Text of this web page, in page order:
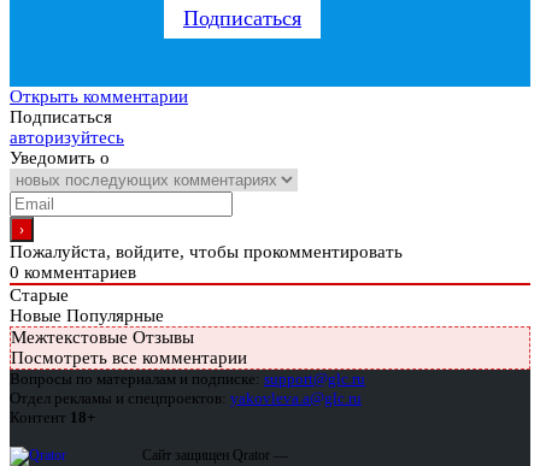
Подписаться
Открыть комментарии
Подписаться
авторизуйтесь
Уведомить о
Пожалуйста, войдите, чтобы прокомментировать
0 комментариев
Старые
Новые Популярные
Межтекстовые Отзывы
Посмотреть все комментарии
Вопросы по материалам и подписке: support@glc.ru
Отдел рекламы и спецпроектов: yakovleva.a@glc.ru
Контент 18+
Сайт защищен Qrator —